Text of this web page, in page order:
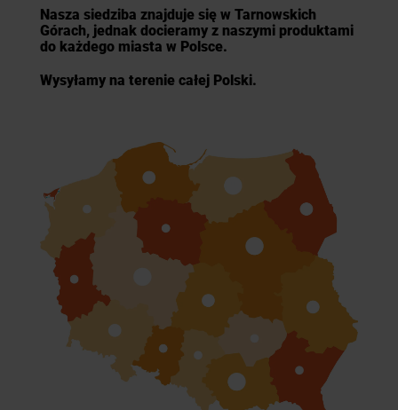
Nasza siedziba znajduje się w Tarnowskich
Górach, jednak docieramy z naszymi produktami
do każdego miasta w Polsce.
Wysyłamy na terenie całej Polski.